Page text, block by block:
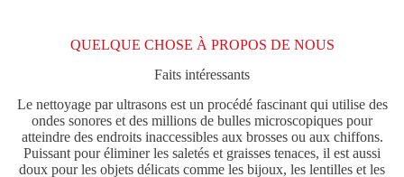
QUELQUE CHOSE À PROPOS DE NOUS
Faits intéressants
Le nettoyage par ultrasons est un procédé fascinant qui utilise des
ondes sonores et des millions de bulles microscopiques pour
atteindre des endroits inaccessibles aux brosses ou aux chiffons.
Puissant pour éliminer les saletés et graisses tenaces, il est aussi
doux pour les objets délicats comme les bijoux, les lentilles et les